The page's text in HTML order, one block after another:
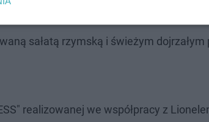
sałatą rzymską i świeżym
realizowanej we współpracy z